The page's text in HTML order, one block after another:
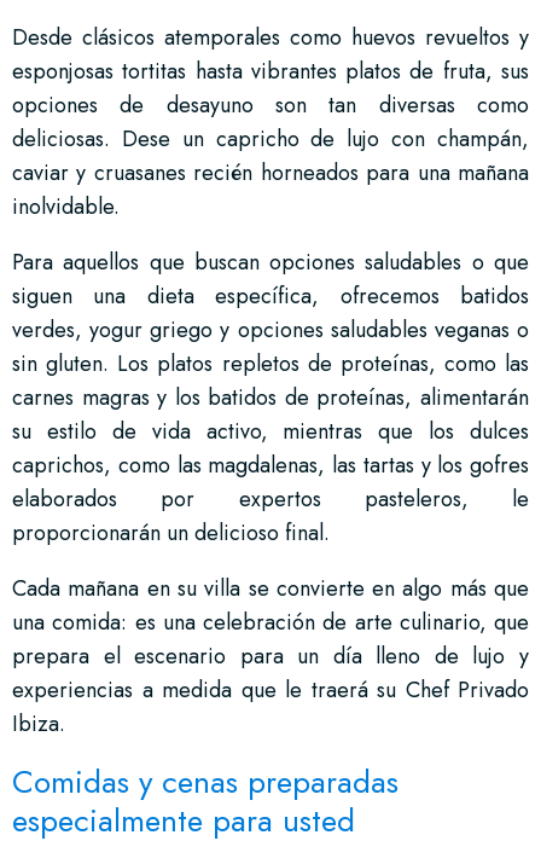
Desde clásicos atemporales como huevos revueltos y
esponjosas tortitas hasta vibrantes platos de fruta, sus
opciones de desayuno son tan diversas como
deliciosas. Dese un capricho de lujo con champán,
caviar y cruasanes recién horneados para una mañana
inolvidable.
Para aquellos que buscan opciones saludables o que
siguen una dieta específica, ofrecemos batidos
verdes, yogur griego y opciones saludables veganas o
sin gluten. Los platos repletos de proteínas, como las
carnes magras y los batidos de proteínas, alimentarán
su estilo de vida activo, mientras que los dulces
caprichos, como las magdalenas, las tartas y los gofres
elaborados por expertos pasteleros, le
proporcionarán un delicioso final.
Cada mañana en su villa se convierte en algo más que
una comida: es una celebración de arte culinario, que
prepara el escenario para un día lleno de lujo y
experiencias a medida que le traerá su Chef Privado
Ibiza.
Comidas y cenas preparadas
especialmente para usted